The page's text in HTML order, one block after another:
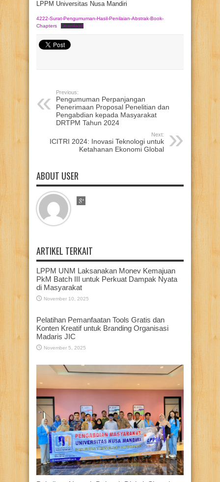
LPPM Universitas Nusa Mandiri
4222-Surat-Pengumuman-Hasil-Penilaian-Abstrak-Book-
Chapters
Download
Previous:
Pengumuman Perpanjangan
Penerimaan Proposal Penelitian dan
Pengabdian kepada Masyarakat
DRTPM Tahun 2024
Next:
ICITRI 2024: Inovasi Teknologi untuk
Ketahanan Ekonomi Global
ABOUT USER
ARTIKEL TERKAIT
LPPM UNM Laksanakan Monev Kemajuan
PkM Batch III untuk Perkuat Dampak Nyata
di Masyarakat
November 10, 2025
Pelatihan Pemanfaatan Tools Gratis dan
Konten Kreatif untuk Branding Organisasi
Madaris JIC
November 5, 2025